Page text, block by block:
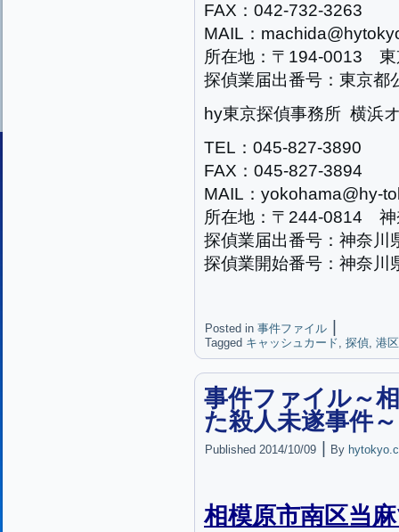
FAX：042-732-3263
MAIL：
所在地：〒194-0013 東
探偵業届出番号：東京
hy東京探偵事務所 横浜
TEL：045-827-3890
FAX：045-827-3894
MAIL：yokohama@hy-
所在地：〒244-0814 神
探偵業届出番号：神奈
探偵業開始番号：神奈
Posted in 事件ファイル
Tagged キャッシュカード, 探偵, 港区
事件ファイル～
た殺人未遂事件～
Published 2014/10/09 By
相模原市南区当